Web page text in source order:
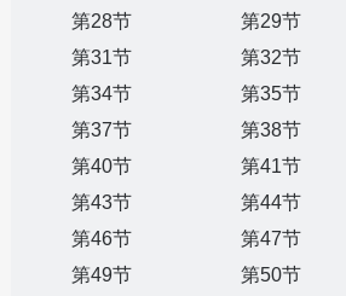
第28节
第29节
第31节
第32节
第34节
第35节
第37节
第38节
第40节
第41节
第43节
第44节
第46节
第47节
第49节
第50节